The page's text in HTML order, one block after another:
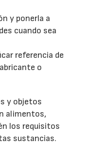
y ponerla a
cuando sea
referencia de
o
y objetos
alimentos,
los requisitos
sustancias.